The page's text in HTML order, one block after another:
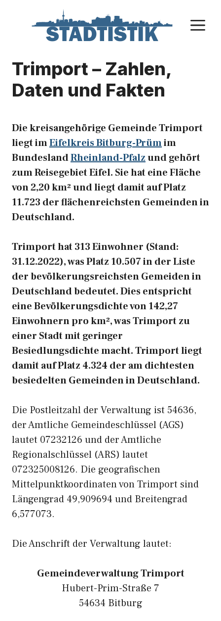
Trimport – Zahlen,
Daten und Fakten
Die kreisangehörige Gemeinde Trimport
liegt imEifelkreis Bitburg-Prümim
BundeslandRheinland-Pfalzund gehört
zum Reisegebiet Eifel. Sie hat eine Fläche
von 2,20 km² und liegt damit auf Platz
11.723 der flächenreichsten Gemeinden in
Deutschland.
Trimport hat 313 Einwohner (Stand:
31.12.2022), was Platz 10.507 in der Liste
der bevölkerungsreichsten Gemeiden in
Deutschland bedeutet. Dies entspricht
eine Bevölkerungsdichte von 142,27
Einwohnern pro km², was Trimport zu
einer Stadt mit geringer
Besiedlungsdichte macht. Trimport liegt
damit auf Platz 4.324 der am dichtesten
besiedelten Gemeinden in Deutschland.
Die Postleitzahl der Verwaltung ist 54636,
der Amtliche Gemeindeschlüssel (AGS)
lautet 07232126 und der Amtliche
Regionalschlüssel (ARS) lautet
072325008126. Die geografischen
Mittelpunktkoordinaten von Trimport sind
Längengrad 49,909694 und Breitengrad
6,577073.
Die Anschrift der Verwaltung lautet:
Gemeindeverwaltung Trimport
Hubert-Prim-Straße 7
54634 Bitburg